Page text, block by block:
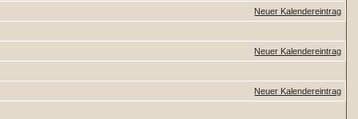
Neuer Kalendereintrag
Neuer Kalendereintrag
Neuer Kalendereintrag